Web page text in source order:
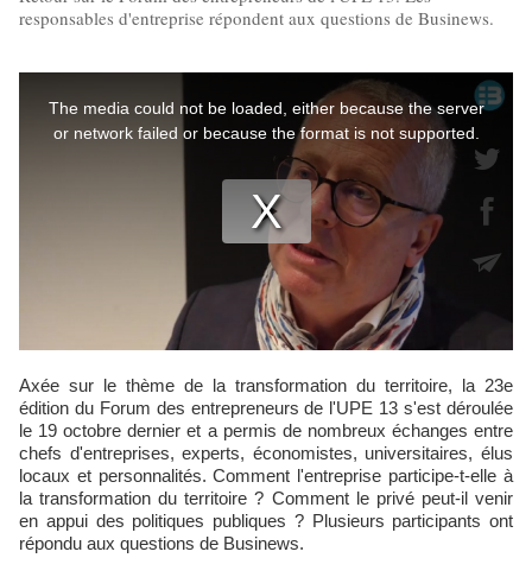
responsables d'entreprise répondent aux questions de Businews.
Axée sur le thème de la transformation du territoire, la 23e
édition du Forum des entrepreneurs de l'UPE 13 s'est déroulée
le 19 octobre dernier et a permis de nombreux échanges entre
chefs d'entreprises, experts, économistes, universitaires, élus
locaux et personnalités. Comment l'entreprise participe-t-elle à
la transformation du territoire ? Comment le privé peut-il venir
en appui des politiques publiques ? Plusieurs participants ont
répondu aux questions de Businews.